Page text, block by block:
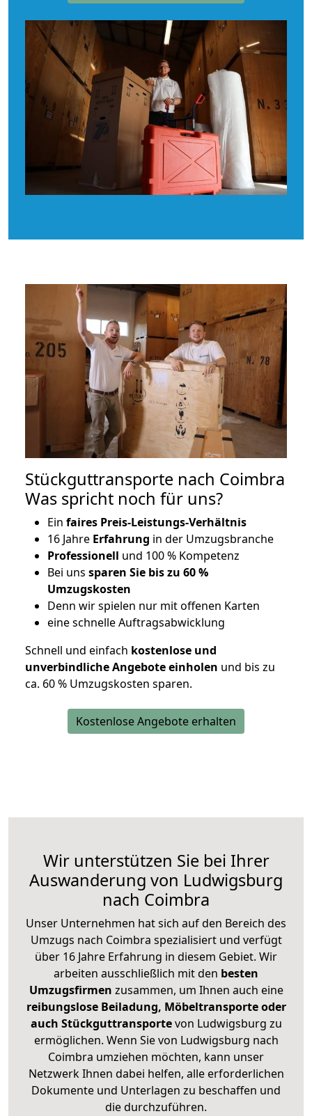
Stückguttransporte nach Coimbra
Was spricht noch für uns?
Ein faires Preis-Leistungs-Verhältnis
16 Jahre Erfahrung in der Umzugsbranche
Professionell und 100 % Kompetenz
Bei uns sparen Sie bis zu 60 %
Umzugskosten
Denn wir spielen nur mit offenen Karten
eine schnelle Auftragsabwicklung
Schnell und einfach kostenlose und
unverbindliche Angebote einholen und bis zu
ca. 60 % Umzugskosten sparen.
Kostenlose Angebote erhalten
Wir unterstützen Sie bei Ihrer
Auswanderung von Ludwigsburg
nach Coimbra
Unser Unternehmen hat sich auf den Bereich des
Umzugs nach Coimbra spezialisiert und verfügt
über 16 Jahre Erfahrung in diesem Gebiet. Wir
arbeiten ausschließlich mit den besten
Umzugsfirmen zusammen, um Ihnen auch eine
reibungslose Beiladung, Möbeltransporte oder
auch Stückguttransportevon Ludwigsburg zu
ermöglichen. Wenn Sie von Ludwigsburg nach
Coimbra umziehen möchten, kann unser
Netzwerk Ihnen dabei helfen, alle erforderlichen
Dokumente und Unterlagen zu beschaffen und
die durchzuführen.